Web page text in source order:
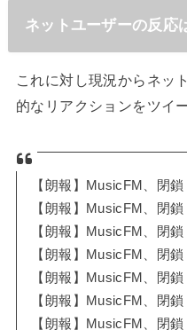
ネットユーザーの反応
これに対し現況からネッ
的なリアクションをツイ
【朗報】MusicFM、閉鎖
【朗報】MusicFM、閉鎖
【朗報】MusicFM、閉鎖
【朗報】MusicFM、閉鎖
【朗報】MusicFM、閉鎖
【朗報】MusicFM、閉鎖
【朗報】MusicFM、閉鎖